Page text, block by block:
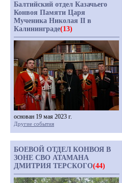
Балтийский отдел Казачьего
Конвоя Памяти Царя
Мученика Николая II в
Калининграде(13)
основан 19 мая 2023 г.
Другие события
БОЕВОЙ ОТДЕЛ КОНВОЯ В
ЗОНЕ СВО АТАМАНА
ДМИТРИЯ ТЕРСКОГО(44)